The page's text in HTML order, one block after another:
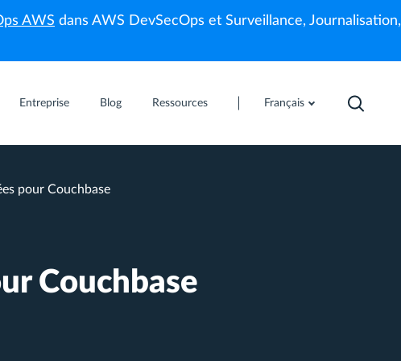
AWS dans AWS DevSecOps et Surveillance, Journalisation,
Entreprise Blog Ressources Français
pour Couchbase
Couchbase